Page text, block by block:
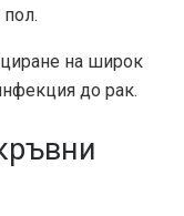
на широк
до рак.